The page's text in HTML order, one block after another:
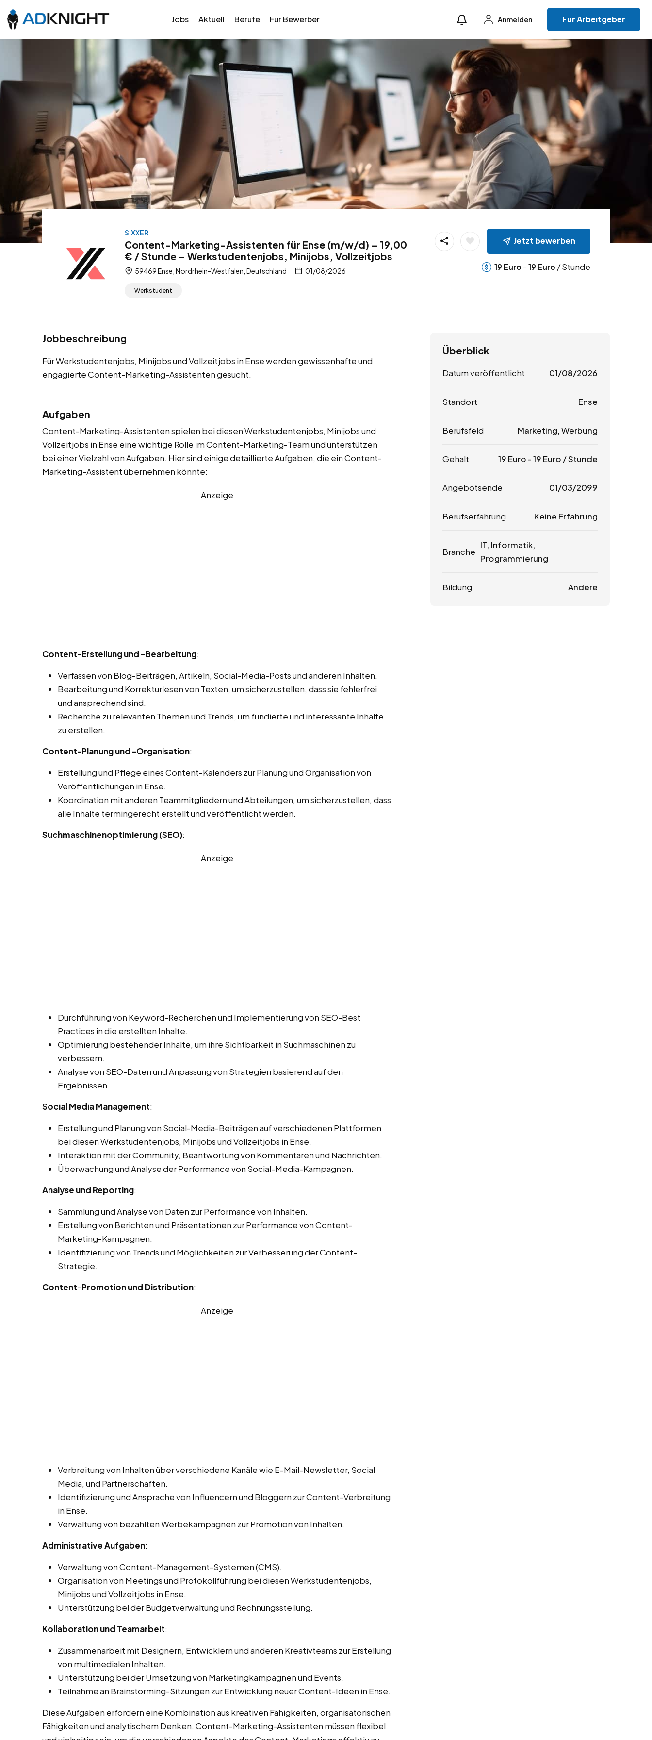
Jobs Aktuell Berufe Für Bewerber Anmelden Für Arbeitgeber
SIXXER
Content-Marketing-Assistenten für Ense (m/w/d) – 19,00
€ / Stunde – Werkstudentenjobs, Minijobs, Vollzeitjobs
59469 Ense, Nordrhein-Westfalen, Deutschland 01/08/2026
Werkstudent
Jetzt bewerben
19 Euro -19 Euro / Stunde
Jobbeschreibung
Für Werkstudentenjobs, Minijobs und Vollzeitjobs in Ense werden gewissenhafte und
engagierte Content-Marketing-Assistenten gesucht.
Aufgaben
Content-Marketing-Assistenten spielen bei diesen Werkstudentenjobs, Minijobs und
Vollzeitjobs in Ense eine wichtige Rolle im Content-Marketing-Team und unterstützen
bei einer Vielzahl von Aufgaben. Hier sind einige detaillierte Aufgaben, die ein Content-
Marketing-Assistent übernehmen könnte:
Anzeige
Content-Erstellung und -Bearbeitung:
Verfassen von Blog-Beiträgen, Artikeln, Social-Media-Posts und anderen Inhalten.
Bearbeitung und Korrekturlesen von Texten, um sicherzustellen, dass sie fehlerfrei
und ansprechend sind.
Recherche zu relevanten Themen und Trends, um fundierte und interessante Inhalte
zu erstellen.
Content-Planung und -Organisation:
Erstellung und Pflege eines Content-Kalenders zur Planung und Organisation von
Veröffentlichungen in Ense.
Koordination mit anderen Teammitgliedern und Abteilungen, um sicherzustellen, dass
alle Inhalte termingerecht erstellt und veröffentlicht werden.
Suchmaschinenoptimierung (SEO):
Anzeige
Durchführung von Keyword-Recherchen und Implementierung von SEO-Best
Practices in die erstellten Inhalte.
Optimierung bestehender Inhalte, um ihre Sichtbarkeit in Suchmaschinen zu
verbessern.
Analyse von SEO-Daten und Anpassung von Strategien basierend auf den
Ergebnissen.
Social Media Management:
Erstellung und Planung von Social-Media-Beiträgen auf verschiedenen Plattformen
bei diesen Werkstudentenjobs, Minijobs und Vollzeitjobs in Ense.
Interaktion mit der Community, Beantwortung von Kommentaren und Nachrichten.
Überwachung und Analyse der Performance von Social-Media-Kampagnen.
Analyse und Reporting:
Sammlung und Analyse von Daten zur Performance von Inhalten.
Erstellung von Berichten und Präsentationen zur Performance von Content-
Marketing-Kampagnen.
Identifizierung von Trends und Möglichkeiten zur Verbesserung der Content-
Strategie.
Content-Promotion und Distribution:
Anzeige
Verbreitung von Inhalten über verschiedene Kanäle wie E-Mail-Newsletter, Social
Media, und Partnerschaften.
Identifizierung und Ansprache von Influencern und Bloggern zur Content-Verbreitung
in Ense.
Verwaltung von bezahlten Werbekampagnen zur Promotion von Inhalten.
Administrative Aufgaben:
Verwaltung von Content-Management-Systemen (CMS).
Organisation von Meetings und Protokollführung bei diesen Werkstudentenjobs,
Minijobs und Vollzeitjobs in Ense.
Unterstützung bei der Budgetverwaltung und Rechnungsstellung.
Kollaboration und Teamarbeit:
Zusammenarbeit mit Designern, Entwicklern und anderen Kreativteams zur Erstellung
von multimedialen Inhalten.
Unterstützung bei der Umsetzung von Marketingkampagnen und Events.
Teilnahme an Brainstorming-Sitzungen zur Entwicklung neuer Content-Ideen in Ense.
Diese Aufgaben erfordern eine Kombination aus kreativen Fähigkeiten, organisatorischen
Fähigkeiten und analytischem Denken. Content-Marketing-Assistenten müssen flexibel
Überblick
Datum veröffentlicht 01/08/2026
Standort Ense
Berufsfeld Marketing, Werbung
Gehalt 19 Euro -19 Euro / Stunde
Angebotsende 01/03/2099
Berufserfahrung Keine Erfahrung
Branche
IT, Informatik,
Programmierung
Bildung Andere